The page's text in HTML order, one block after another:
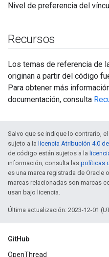
Nivel de preferencia del
Recursos
Los temas de referencia de
originan a partir del código
Para obtener más
documentación, consulta
Salvo que se indique lo contrario,
sujeto a la licencia Atribución 4.0
de código están sujetos a la
información, consulta las políticas
es una marca registrada de Oracle
marcas relacionadas son marcas
usan bajo licencia.
Última actualización: 2023-12-01
GitHub
OpenThread